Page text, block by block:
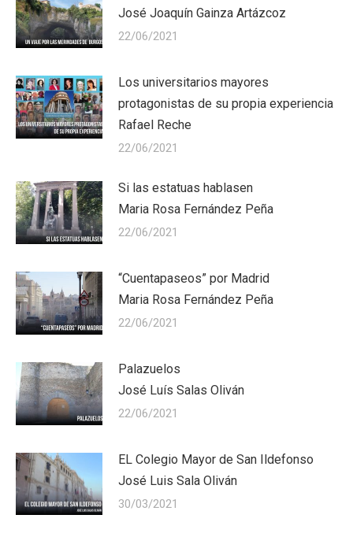
José Joaquín Gainza Artázcoz
22/06/2021
Los universitarios mayores
protagonistas de su propia experiencia
Rafael Reche
22/06/2021
Si las estatuas hablasen
Maria Rosa Fernández Peña
22/06/2021
“Cuentapaseos” por Madrid
Maria Rosa Fernández Peña
22/06/2021
Palazuelos
José Luís Salas Oliván
22/06/2021
EL Colegio Mayor de San Ildefonso
José Luis Sala Oliván
30/03/2021